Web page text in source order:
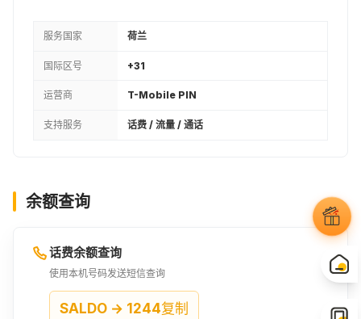
服务国家 荷兰
国际区号 +31
运营商 T-Mobile PIN
支持服务 话费 / 流量 / 通话
余额查询
话费余额查询
使用本机号码发送短信查询
SALDO → 1244复制